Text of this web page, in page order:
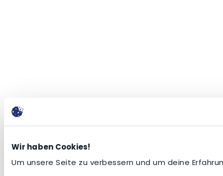
Wir haben Cookies!
Um unsere Seite zu verbessern und um deine